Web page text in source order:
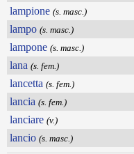
lampione (s. masc.)
lampo (s. masc.)
lampone (s. masc.)
lana (s. fem.)
lancetta (s. fem.)
lancia (s. fem.)
lanciare (v.)
lancio (s. masc.)